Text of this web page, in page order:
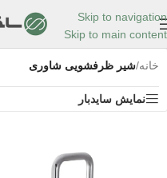
Skip to navigation
Skip to main content
خانه/شیر ظرفشویی شاوری
نمایش سایدبار